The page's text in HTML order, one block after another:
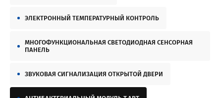
ЭЛЕКТРОННЫЙ ТЕМПЕРАТУРНЫЙ КОНТРОЛЬ
МНОГОФУНКЦИОНАЛЬНАЯ СВЕТОДИОДНАЯ СЕНСОРНАЯ
ПАНЕЛЬ
ЗВУКОВАЯ СИГНАЛИЗАЦИЯ ОТКРЫТОЙ ДВЕРИ